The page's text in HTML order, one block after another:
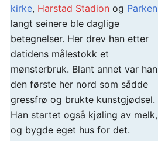
kirke, Harstad Stadion og Parken
langt seinere ble daglige
betegnelser. Her drev han etter
datidens målestokk et
mønsterbruk. Blant annet var han
den første her nord som sådde
gressfrø og brukte kunstgjødsel.
Han startet også kjøling av melk,
og bygde eget hus for det.